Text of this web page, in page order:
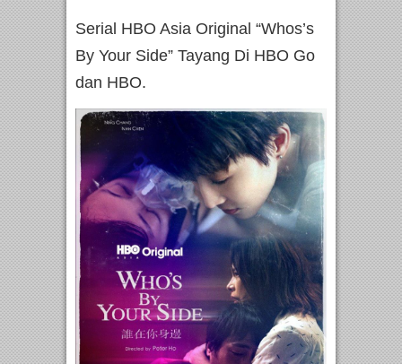
Serial HBO Asia Original “Whos’s
By Your Side” Tayang Di HBO Go
dan HBO.